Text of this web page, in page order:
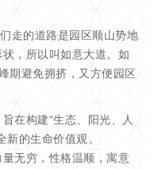
走的道路是园区顺山势地
，所以叫如意大道。如
期避免拥挤，又方便园区
在构建“生态、阳光、人
的生命价值观。
无穷，性格温顺，寓意